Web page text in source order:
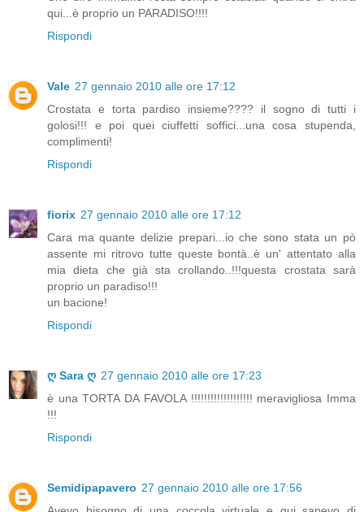
qui...è proprio un PARADISO!!!!
Rispondi
Vale 27 gennaio 2010 alle ore 17:12
Crostata e torta pardiso insieme???? il sogno di tutti i
golosi!!! e poi quei ciuffetti soffici...una cosa stupenda,
complimenti!
Rispondi
fiorix 27 gennaio 2010 alle ore 17:12
Cara ma quante delizie prepari...io che sono stata un pò
assente mi ritrovo tutte queste bontà..è un' attentato alla
mia dieta che già sta crollando..!!!questa crostata sarà
proprio un paradiso!!!
un bacione!
Rispondi
ღ Sara ღ 27 gennaio 2010 alle ore 17:23
è una TORTA DA FAVOLA !!!!!!!!!!!!!!!!!!! meravigliosa Imma
!!!
Rispondi
Semidipapavero 27 gennaio 2010 alle ore 17:56